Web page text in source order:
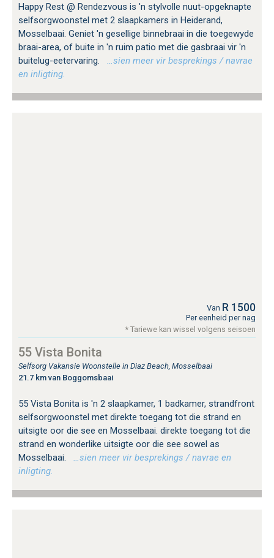
Happy Rest @ Rendezvous is 'n stylvolle nuut-opgeknapte
selfsorgwoonstel met 2 slaapkamers in Heiderand,
Mosselbaai. Geniet 'n gesellige binnebraai in die toegewyde
braai-area, of buite in 'n ruim patio met die gasbraai vir 'n
buitelug-eetervaring.
…sien meer vir besprekings / navrae
en inligting.
Van R 1500
Per eenheid per nag
* Tariewe kan wissel volgens seisoen
55 Vista Bonita
Selfsorg Vakansie Woonstelle in Diaz Beach, Mosselbaai
21.7 km van Boggomsbaai
55 Vista Bonita is 'n 2 slaapkamer, 1 badkamer, strandfront
selfsorgwoonstel met direkte toegang tot die strand en
uitsigte oor die see en Mosselbaai. direkte toegang tot die
strand en wonderlike uitsigte oor die see sowel as
Mosselbaai.
…sien meer vir besprekings / navrae en
inligting.